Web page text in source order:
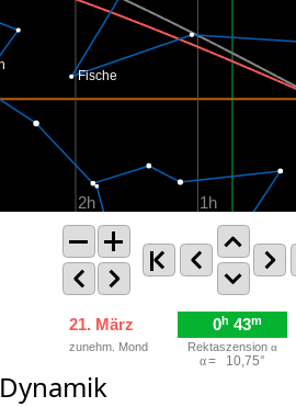
21. März 0h 43m
zunehm. Mond Rektaszension α
α= 10,75°
Dynamik